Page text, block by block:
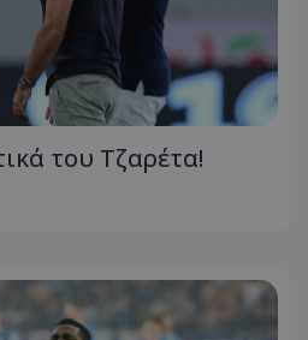
του Τζαρέτα!